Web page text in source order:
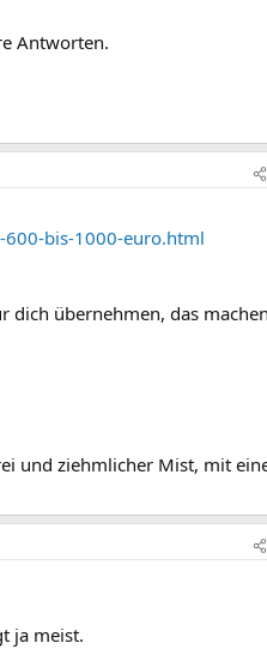
Antworten.
bis-1000-euro.html
dich übernehmen, das
und ziehmlicher Mist, mit
ja meist.